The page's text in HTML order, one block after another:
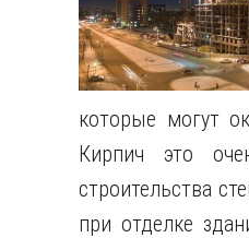
которые могут
Кирпич это
строительства
при отделке